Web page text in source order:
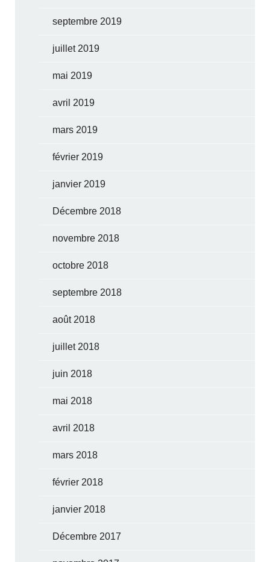
septembre 2019
juillet 2019
mai 2019
avril 2019
mars 2019
février 2019
janvier 2019
Décembre 2018
novembre 2018
octobre 2018
septembre 2018
août 2018
juillet 2018
juin 2018
mai 2018
avril 2018
mars 2018
février 2018
janvier 2018
Décembre 2017